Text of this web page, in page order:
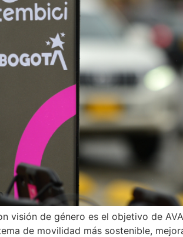
visión de género es el objetivo de
de movilidad más sostenible,